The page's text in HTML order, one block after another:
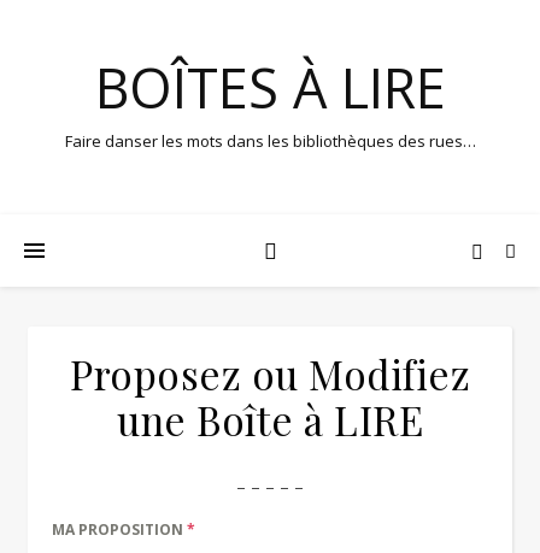
BOÎTES À LIRE
Faire danser les mots dans les bibliothèques des rues…
Proposez ou Modifiez
une Boîte à LIRE
– – – – –
MA PROPOSITION *